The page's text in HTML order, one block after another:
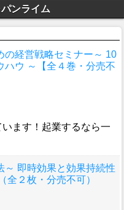
ンライム
の経営戦略セミナー～ 10
ハウ ～【全４巻・分売不
ます！起業するなら一
～ 即時効果と効果持続性
全２枚・分売不可）